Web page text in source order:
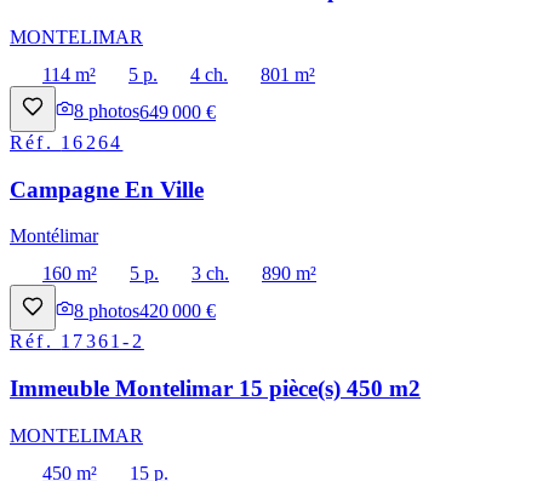
MONTELIMAR
114 m²
5 p. 4 ch.
801 m²
8 photos649 000 €
Réf. 16264
Campagne En Ville
Montélimar
160 m²
5 p. 3 ch.
890 m²
8 photos420 000 €
Réf. 17361-2
Immeuble Montelimar 15 pièce(s) 450 m2
MONTELIMAR
450 m²
15 p.